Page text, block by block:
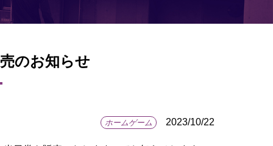
のお知らせ
ホームゲーム 2023/10/22